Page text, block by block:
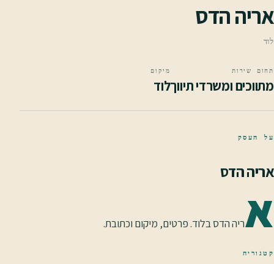
אריה הדס
לוד
תחום שירות
מתווכים ומשרדי תיווך
מיקום
לוד
על העסק
אריה הדס
אריה הדס בלוד. פרטים, מיקום וכתובת.
קטגוריה